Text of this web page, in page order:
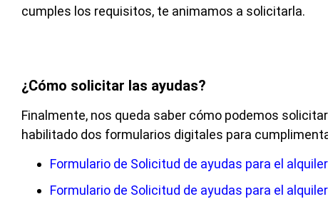
cumples los requisitos, te animamos a solicitarla.
¿Cómo solicitar las ayudas?
Finalmente, nos queda saber cómo podemos
habilitado dos formularios digitales para
Formulario de Solicitud de ayudas para el
Formulario de Solicitud de ayudas para el